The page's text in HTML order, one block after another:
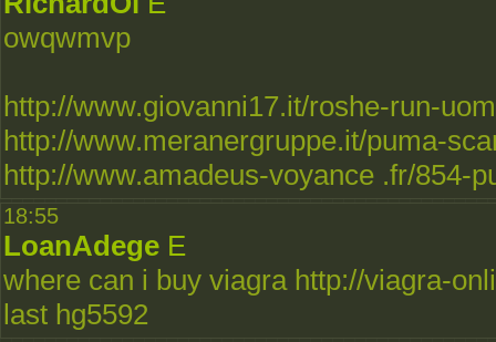
owqwmvp
http://www.giovanni17.it/roshe-run-
http://www.meranergruppe.it/puma-
http://www.amadeus-voyance .fr/854-
18:55
LoanAdege E
where can i buy viagra http://viagra-
last hg5592